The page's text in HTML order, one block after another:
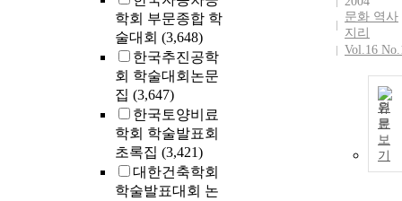
학회 부문종합 학
술대회 (3,648)
한국추진공학
회 학술대회논문
집 (3,647)
한국토양비료
학회 학술발표회
초록집 (3,421)
대한건축학회
학술발표대회 논
문화 역사
지리
Vol.16
원
문
보
기